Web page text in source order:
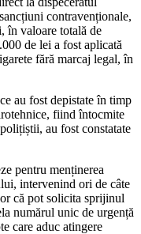
contravenționale,
în valoare totală de
de lei a fost aplicată
fără marcaj legal, în
au fost depistate în timp
fiind întocmite
au fost constatate
pentru menținerea
intervenind ori de câte
că pot solicita sprijinul
numărul unic de urgență
care aduc atingere